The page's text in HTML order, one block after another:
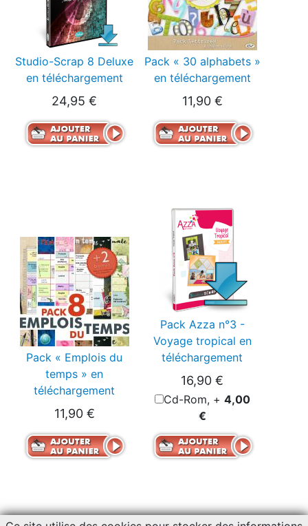
Studio-Scrap 8 Deluxe
en téléchargement
24,95 €
Pack « 30 alphabets »
en téléchargement
11,90 €
Pack « Emplois du
temps » en
téléchargement
11,90 €
Pack Azza n°3 -
Voyage tropical en
téléchargement
16,90 €
Cd-Rom, + 4,00
€